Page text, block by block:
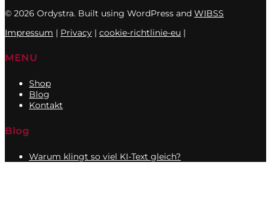
© 2026 Ordystra. Built using WordPress and WIBSS
Impressum | Privacy | cookie-richtlinie-eu |
MENU
Shop
Blog
Kontakt
Blog
Warum klingt so viel KI-Text gleich?